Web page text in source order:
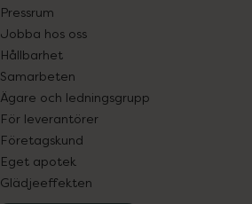
Pressrum
Jobba hos oss
Hållbarhet
Samarbeten
Ägare och ledningsgrupp
För leverantörer
Företagskund
Eget apotek
Glädjeeffekten